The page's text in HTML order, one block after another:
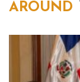
AROUND